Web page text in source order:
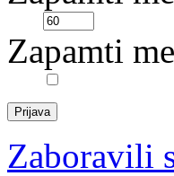
Zapamti
Zaboravili